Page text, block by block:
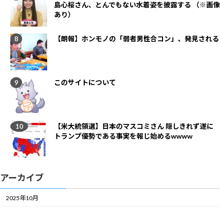
島心桜さん、とんでもない水着姿を披露する （※画像
あり）
【朗報】ホンモノの「弱者男性合コン」、発見される
このサイトについて
【米大統領選】日本のマスコミさん 隠しきれず遂に
トランプ優勢である事実を報じ始めるwwww
アーカイブ
2025年10月